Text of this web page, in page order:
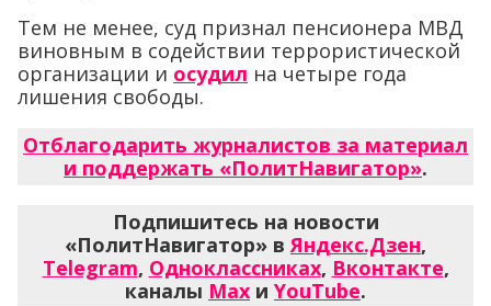
Тем не менее, суд признал пенсионера МВД
виновным в содействии террористической
организации и осудил на четыре года
лишения свободы.
Отблагодарить журналистов за материал
и поддержать «ПолитНавигатор».
Подпишитесь на новости
«ПолитНавигатор» вЯндекс.Дзен,
Telegram, Одноклассниках, Вконтакте,
каналы Max и YouTube.